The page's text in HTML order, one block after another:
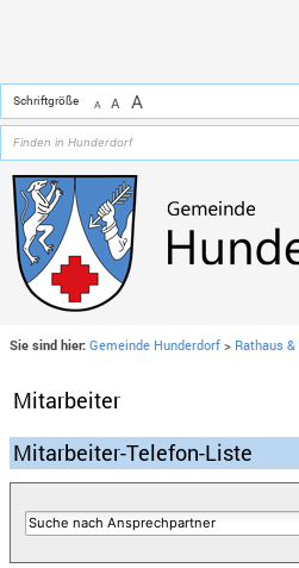
Schriftgröße A A A
Sie sind hier: Gemeinde Hunderdorf > Rathaus
Mitarbeiter
Mitarbeiter-Telefon-Liste